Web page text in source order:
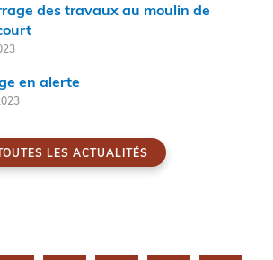
des travaux au moulin de
en alerte
LES ACTUALITÉS